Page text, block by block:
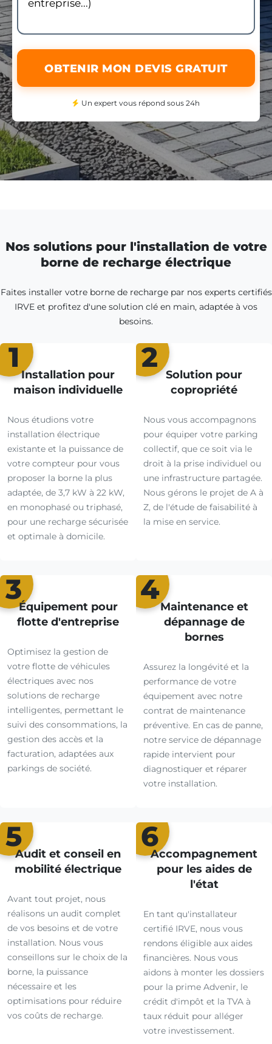
OBTENIR MON DEVIS GRATUIT
Un expert vous répond sous 24h
Nos solutions pour l'installation de votre
borne de recharge électrique
Faites installer votre borne de recharge par nos experts certifiés
IRVE et profitez d'une solution clé en main, adaptée à vos
besoins.
1
Installation pour
maison individuelle
Nous étudions votre
installation électrique
existante et la puissance de
votre compteur pour vous
proposer la borne la plus
adaptée, de 3,7 kW à 22 kW,
en monophasé ou triphasé,
pour une recharge sécurisée
et optimale à domicile.
2
Solution pour
copropriété
Nous vous accompagnons
pour équiper votre parking
collectif, que ce soit via le
droit à la prise individuel ou
une infrastructure partagée.
Nous gérons le projet de A à
Z, de l'étude de faisabilité à
la mise en service.
3
Équipement pour
flotte d'entreprise
Optimisez la gestion de
votre flotte de véhicules
électriques avec nos
solutions de recharge
intelligentes, permettant le
suivi des consommations, la
gestion des accès et la
facturation, adaptées aux
parkings de société.
4
Maintenance et
dépannage de
bornes
Assurez la longévité et la
performance de votre
équipement avec notre
contrat de maintenance
préventive. En cas de panne,
notre service de dépannage
rapide intervient pour
diagnostiquer et réparer
votre installation.
5
Audit et conseil en
mobilité électrique
Avant tout projet, nous
réalisons un audit complet
de vos besoins et de votre
installation. Nous vous
conseillons sur le choix de la
borne, la puissance
nécessaire et les
optimisations pour réduire
vos coûts de recharge.
6
Accompagnement
pour les aides de
l'état
En tant qu'installateur
certifié IRVE, nous vous
rendons éligible aux aides
financières. Nous vous
aidons à monter les dossiers
pour la prime Advenir, le
crédit d'impôt et la TVA à
taux réduit pour alléger
votre investissement.